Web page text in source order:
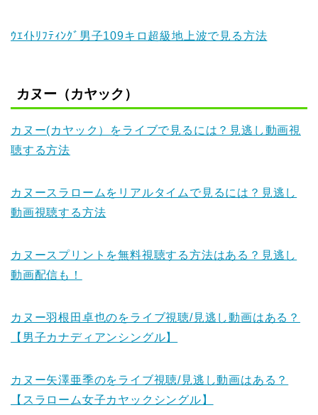
ｳｴｲﾄﾘﾌﾃｨﾝｸﾞ男子109キロ超級地上波で見る方法
カヌー（カヤック）
カヌー(カヤック）をライブで見るには？見逃し動画視
聴する方法
カヌースラロームをリアルタイムで見るには？見逃し
動画視聴する方法
カヌースプリントを無料視聴する方法はある？見逃し
動画配信も！
カヌー羽根田卓也のをライブ視聴/見逃し動画はある？
【男子カナディアンシングル】
カヌー矢澤亜季のをライブ視聴/見逃し動画はある？
【スラローム女子カヤックシングル】